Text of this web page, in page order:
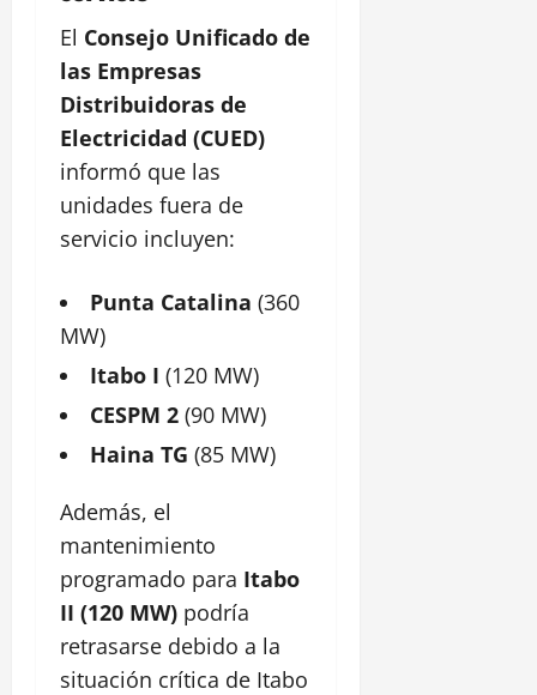
El Consejo Unificado de
las Empresas
Distribuidoras de
Electricidad (CUED)
informó que las
unidades fuera de
servicio incluyen:
Punta Catalina (360
MW)
Itabo I (120 MW)
CESPM 2 (90 MW)
Haina TG (85 MW)
Además, el
mantenimiento
programado para Itabo
II (120 MW) podría
retrasarse debido a la
situación crítica de Itabo